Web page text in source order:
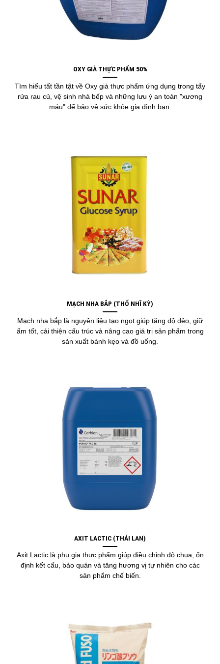
OXY GIÀ THỰC PHẨM 50%
Tìm hiểu tất tần tật về Oxy già thực phẩm ứng dụng trong tẩy
rửa rau củ, vệ sinh nhà bếp và những lưu ý an toàn "xương
máu" để bảo vệ sức khỏe gia đình bạn.
MẠCH NHA BẮP (THỔ NHĨ KỲ)
Mạch nha bắp là nguyên liệu tạo ngọt giúp tăng độ dẻo, giữ
ẩm tốt, cải thiện cấu trúc và nâng cao giá trị sản phẩm trong
sản xuất bánh kẹo và đồ uống.
AXIT LACTIC (THÁI LAN)
Axit Lactic là phụ gia thực phẩm giúp điều chỉnh độ chua, ổn
định kết cấu, bảo quản và tăng hương vị tự nhiên cho các
sản phẩm chế biến.